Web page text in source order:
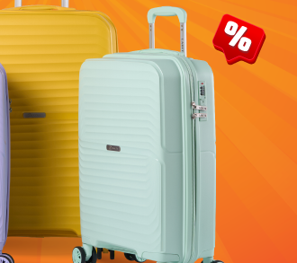
uốn lượn tại Khu du lịch sinh thái Bình Quới.
họa: Saco Travel
Song Long